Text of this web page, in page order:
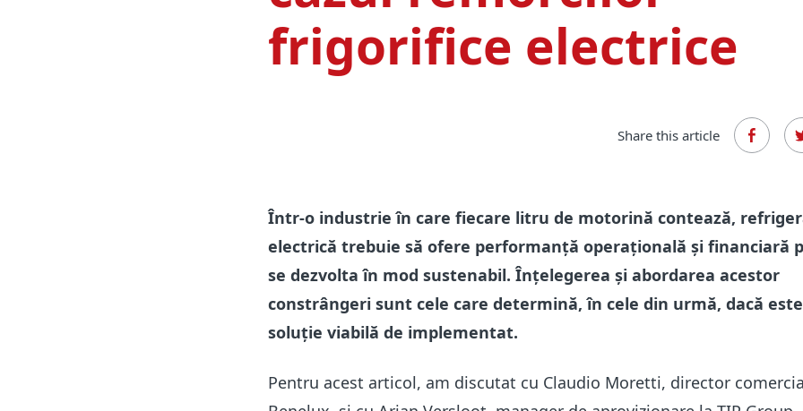
frigorifice electrice
Share this article
Într-o industrie în care fiecare litru de motorină contează,
electrică trebuie să ofere performanță operațională și financiară
se dezvolta în mod sustenabil. Înțelegerea și abordarea acestor
constrângeri sunt cele care determină, în cele din urmă, dacă
soluție viabilă de implementat.
Pentru acest articol, am discutat cu Claudio Moretti, director